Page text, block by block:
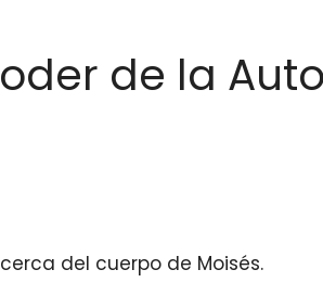
de la
del cuerpo de Moisés.